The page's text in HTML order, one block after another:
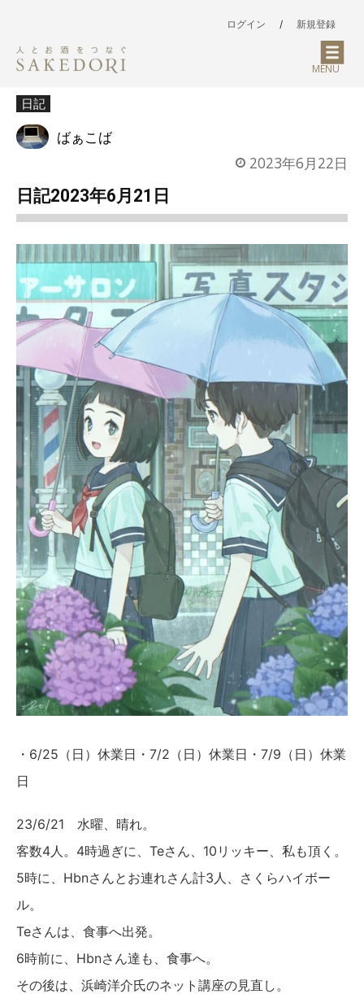
ログイン / 新規登録
MENU
日記
ばぁこば
2023年6月22日
日記2023年6月21日
・6/25（日）休業日・7/2（日）休業日・7/9（日）休業
日
23/6/21 水曜、晴れ。
客数4人。4時過ぎに、Teさん、10リッキー、私も頂く。
5時に、Hbnさんとお連れさん計3人、さくらハイボー
ル。
Teさんは、食事へ出発。
6時前に、Hbnさん達も、食事へ。
その後は、浜崎洋介氏のネット講座の見直し。